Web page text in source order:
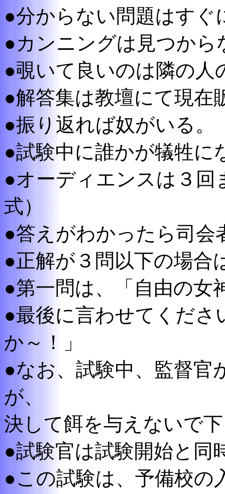
●分からない問題はすぐ
●カンニングは見つから
●覗いて良いのは隣の人
●解答集は教壇にて現在
●振り返れば奴がいる。
●試験中に誰かが犠牲に
●オーディエンスは３回
式）
●答えがわかったら司会
●正解が３問以下の場合
●第一問は、「自由の女
●最後に言わせてくださ
か～！」
●なお、試験中、監督官
が、
決して餌を与えないで
●試験官は試験開始と同
●この試験は、予備校の